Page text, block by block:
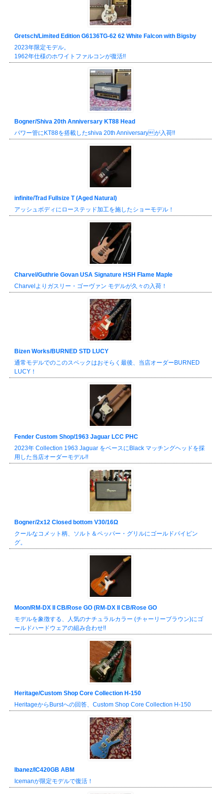
Gretsch/Limited Edition G6136TG-62 62 White Falcon with Bigsby
2023年限定モデル。
1962年仕様のホワイトファルコンが復活!!
Bogner/Shiva 20th Anniversary KT88 Head
パワー管にKT88を搭載したshiva 20th Anniversaryが入荷!!
infinite/Trad Fullsize T (Aged Natural)
アッシュボディにローステッド加工を施したショーモデル！
Charvel/Guthrie Govan USA Signature HSH Flame Maple
Charvelよりガスリー・ゴーヴァン モデルが久々の入荷！
Bizen Works/BURNED STD LUCY
通常モデルでのこのスペックはおそらく最後、当店オーダーBURNED
LUCY！
Fender Custom Shop/1963 Jaguar LCC PHC
2023年 Collection 1963 Jaguar をベースにBlack マッチングヘッドを採
用した当店オーダーモデル!!
Bogner/2x12 Closed bottom V30/16Ω
クールなコメット柄、ソルト＆ペッパー・グリルにゴールドパイピン
グ。
Moon/RM-DX II CB/Rose GO (RM-DX II CB/Rose GO
モデルを象徴する、人気のナチュラルカラー (チャーリーブラウン)にゴ
ールドハードウェアの組み合わせ!!
Heritage/Custom Shop Core Collection H-150
HeritageからBurstへの回答、Custom Shop Core Collection H-150
Ibanez/IC420GB ABM
Icemanが限定モデルで復活！